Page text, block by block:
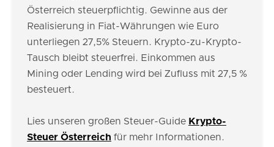
Österreich steuerpflichtig. Gewinne aus der
Realisierung in Fiat-Währungen wie Euro
unterliegen 27,5% Steuern. Krypto-zu-Krypto-
Tausch bleibt steuerfrei. Einkommen aus
Mining oder Lending wird bei Zufluss mit 27,5 %
besteuert.
Lies unseren großen Steuer-Guide Krypto-
Steuer Österreich für mehr Informationen.